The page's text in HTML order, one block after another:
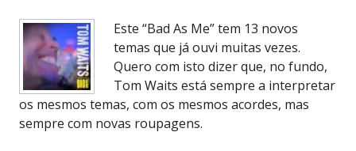
Este “Bad As Me” tem 13 novos
temas que já ouvi muitas vezes.
Quero com isto dizer que, no fundo,
Tom Waits está sempre a interpretar
os mesmos temas, com os mesmos acordes, mas
sempre com novas roupagens.